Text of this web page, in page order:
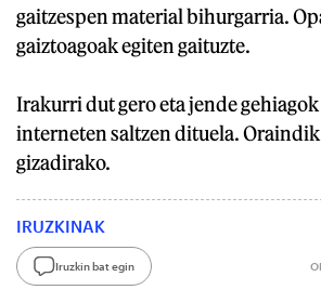
gaitzespen material bihurgarria.
gaiztoagoak egiten gaituzte.
Irakurri dut gero eta jende
interneten saltzen dituela.
gizadirako.
IRUZKINAK
Iruzkin bat egin